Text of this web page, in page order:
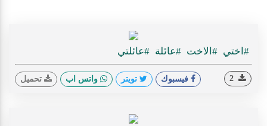
#اختي #الاخت #عائلة #عائلتي
فيسبوك تويتر واتس اب تحميل